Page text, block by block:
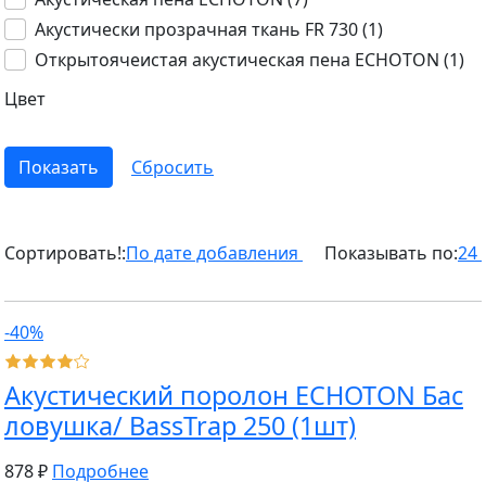
Акустически прозрачная ткань FR 730 (1)
Открытоячеистая акустическая пена ECHOTON (1)
Цвет
Сортировать!:По дате добавления Показывать по:24
-40%
Акустический поролон ECHOTON Бас
ловушка/ BassTrap 250 (1шт)
878 ₽ Подробнее